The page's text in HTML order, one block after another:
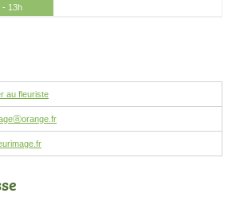
- 13h
au fleuriste